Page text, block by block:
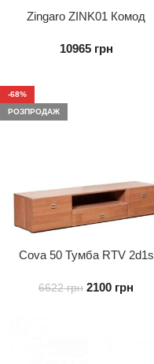
Zingaro ZINK01 Комод
10965 грн
-68%
РОЗПРОДАЖ
Cova 50 Тумба RTV 2d1s
6622грн 2100 грн